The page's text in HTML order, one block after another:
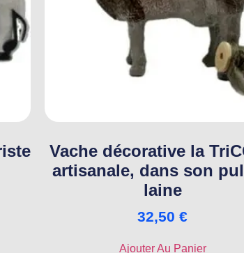
Vache décorative la
artisanale, dans son
laine
32,50 €
Ajouter Au Panier